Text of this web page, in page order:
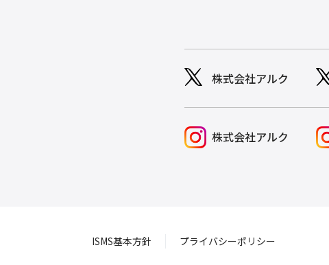
株式会社アルク
株式会社アルク
ISMS基本方針 プライバシーポリシー